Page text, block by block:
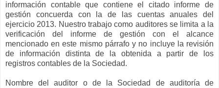
información contable que contiene el citado informe de
gestión concuerda con la de las cuentas anuales del
ejercicio 2013. Nuestro trabajo como auditores se limita a la
verificación del informe de gestión con el alcance
mencionado en este mismo párrafo y no incluye la revisión
de información distinta de la obtenida a partir de los
registros contables de la Sociedad.
Nombre del auditor o de la Sociedad de auditoría de